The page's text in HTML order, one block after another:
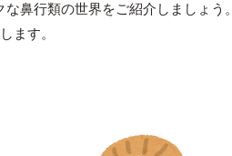
な鼻行類の世界をご紹介しましょう
ます。